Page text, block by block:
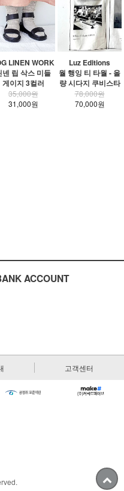
LINEN WORK
넨 립 삭스 미들
게이지 3컬러
35,000원
31,000원
Luz Editions
월 행잉 티 타월 - 올
량 시다지 쿠비스타
78,000원
70,000원
ACCOUNT
고객센터